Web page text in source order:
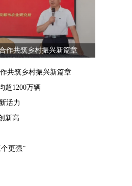
作共筑乡村振兴新篇章
共筑乡村振兴新篇章
超1200万辆
活力
新高
更强”